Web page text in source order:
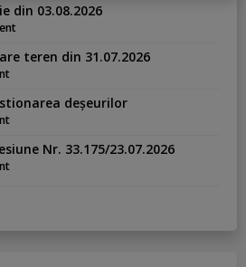
din 03.08.2026
teren din 31.07.2026
deșeurilor
Nr. 33.175/23.07.2026